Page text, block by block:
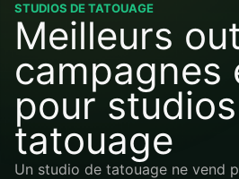
STUDIOS DE TATOUAGE
Meilleurs
campagnes
pour
tatouage
Un studio de tatouage ne vend